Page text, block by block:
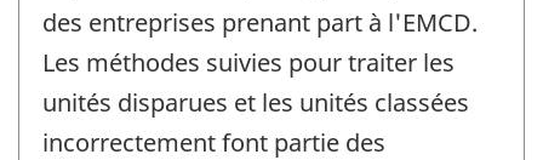
des entreprises prenant part à l'EMCD.
Les méthodes suivies pour traiter les
unités disparues et les unités classées
incorrectement font partie des